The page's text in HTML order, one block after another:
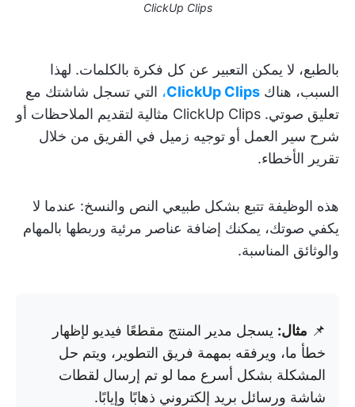
ClickUp Clips
بالطبع، لا يمكن التعبير عن كل فكرة بالكلمات. لهذا
السبب، هناك ClickUp Clips، التي تسجل شاشتك مع
تعليق صوتي. ClickUp Clips مثالية لتقديم الملاحظات أو
شرح سير العمل أو توجيه زميل في الفريق من خلال
تقرير الأخطاء.
هذه الوظيفة تتبع بشكل طبيعي النص والنسخ: عندما لا
يكفي صوتك، يمكنك إضافة عناصر مرئية وربطها بالمهام
والوثائق المناسبة.
📌 مثال: يسجل مدير المنتج مقطعًا فيديو لإظهار
خطأ ما، ويرفقه بمهمة فريق التطوير، ويتم حل
المشكلة بشكل أسرع مما لو تم إرسال لقطات
شاشة ورسائل بريد إلكتروني ذهابًا وإيابًا.